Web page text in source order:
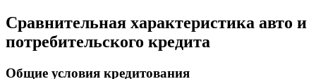
Сравнительная характеристика авто и
потребительского кредита
Общие условия кредитования